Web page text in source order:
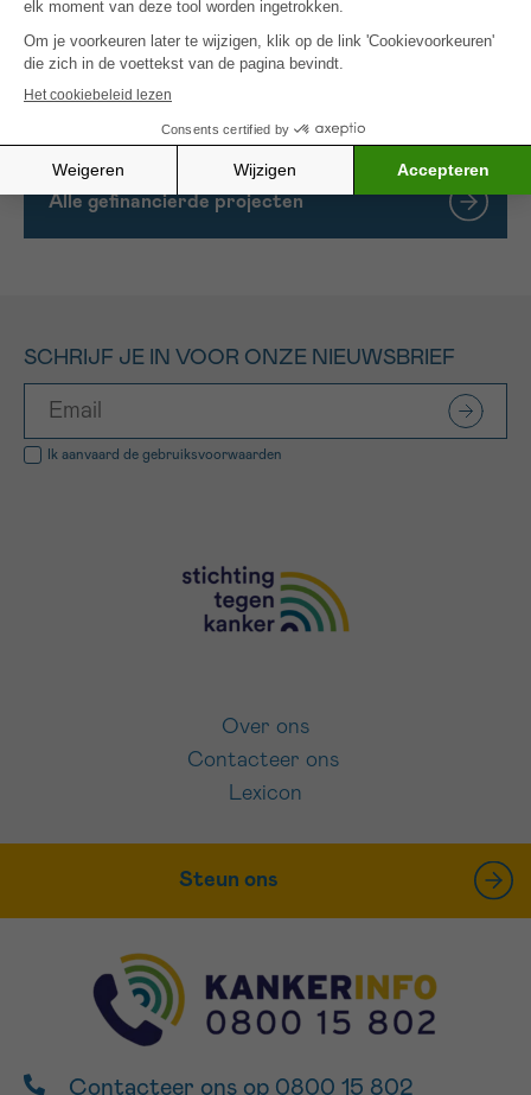
Verder zullen we een inventaris aanleggen van
beschikbare artistiek therapeuten en de
mogelijkheden tot terugbetaling van artistieke
therapie in kaart brengen.
Alle gefinancierde projecten
SCHRIJF JE IN VOOR ONZE NIEUWSBRIEF
Ik aanvaard de gebruiksvoorwaarden
Over ons
Contacteer ons
Lexicon
Steun ons
Contacteer ons op 0800 15 802